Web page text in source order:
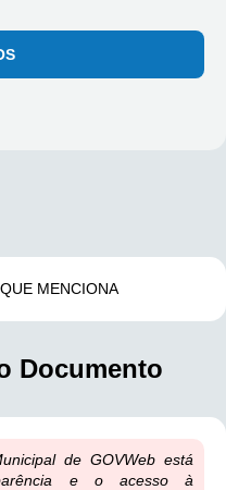
MENCIONA
Documento
de GOVWeb está
e o acesso à